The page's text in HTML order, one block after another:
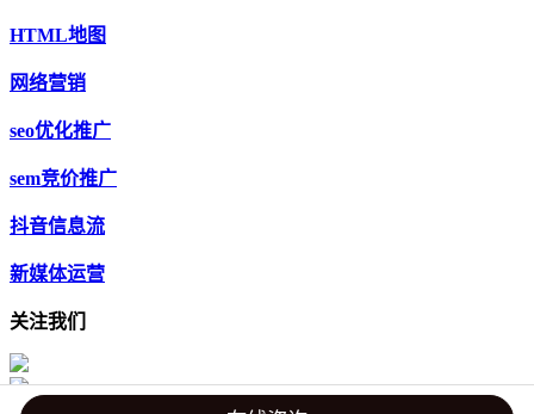
HTML地图
网络营销
seo优化推广
sem竞价推广
抖音信息流
新媒体运营
关注我们